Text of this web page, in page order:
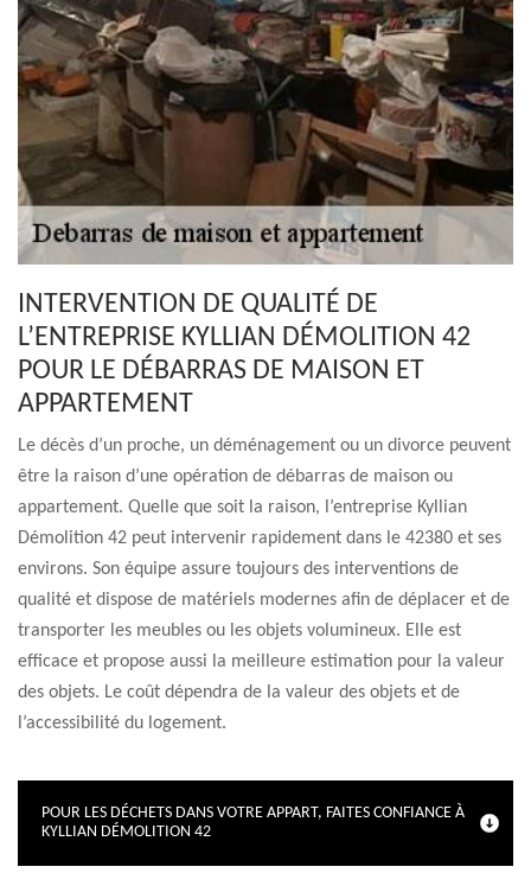
INTERVENTION DE QUALITÉ DE
L’ENTREPRISE KYLLIAN DÉMOLITION 42
POUR LE DÉBARRAS DE MAISON ET
APPARTEMENT
Le décès d’un proche, un déménagement ou un divorce peuvent
être la raison d’une opération de débarras de maison ou
appartement. Quelle que soit la raison, l’entreprise Kyllian
Démolition 42 peut intervenir rapidement dans le 42380 et ses
environs. Son équipe assure toujours des interventions de
qualité et dispose de matériels modernes afin de déplacer et de
transporter les meubles ou les objets volumineux. Elle est
efficace et propose aussi la meilleure estimation pour la valeur
des objets. Le coût dépendra de la valeur des objets et de
l’accessibilité du logement.
POUR LES DÉCHETS DANS VOTRE APPART, FAITES CONFIANCE À
KYLLIAN DÉMOLITION 42